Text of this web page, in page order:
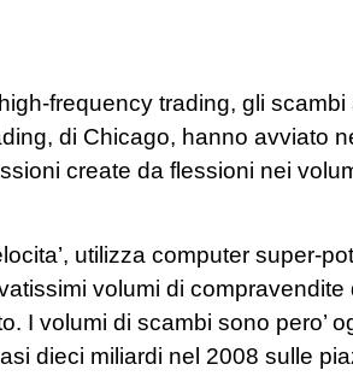
frequency trading, gli
di Chicago, hanno avviato
create da flessioni nei
utilizza computer super-
volumi di compravendite
I volumi di scambi sono pero’
dieci miliardi nel 2008 sulle